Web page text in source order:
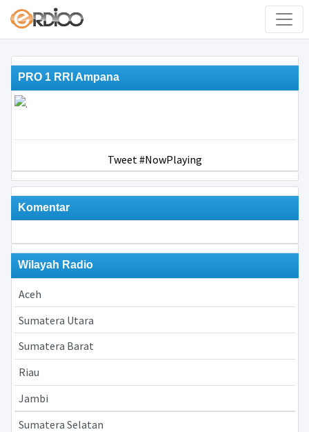
PRO 1 RRI Ampana
Tweet #NowPlaying
Komentar
Wilayah Radio
Aceh
Sumatera Utara
Sumatera Barat
Riau
Jambi
Sumatera Selatan